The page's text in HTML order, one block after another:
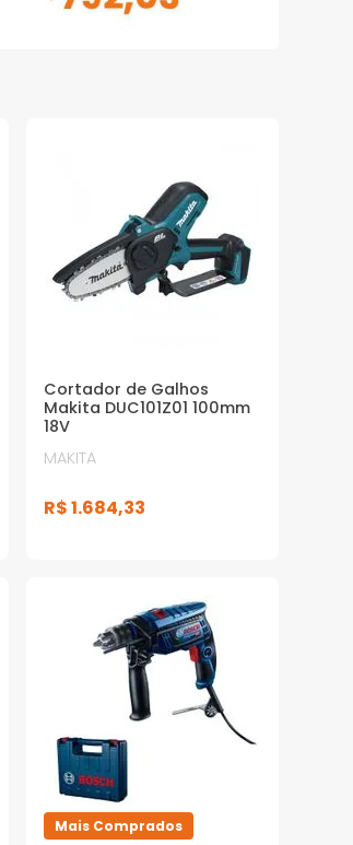
Cortador de Galhos
Makita DUC101Z01 100mm
18V
MAKITA
R$1.684,33
Mais Comprados